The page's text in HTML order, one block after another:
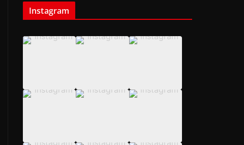
Instagram